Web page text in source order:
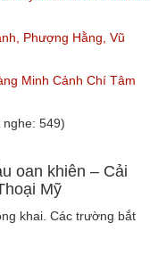
Phượng Hằng, Vũ
Minh Cảnh Chí Tâm
549)
oan khiên – Cải
Mỹ
khai. Các trường bắt